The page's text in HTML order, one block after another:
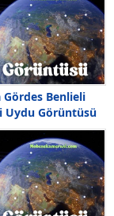
Gördes Benlieli
Uydu Görüntüsü